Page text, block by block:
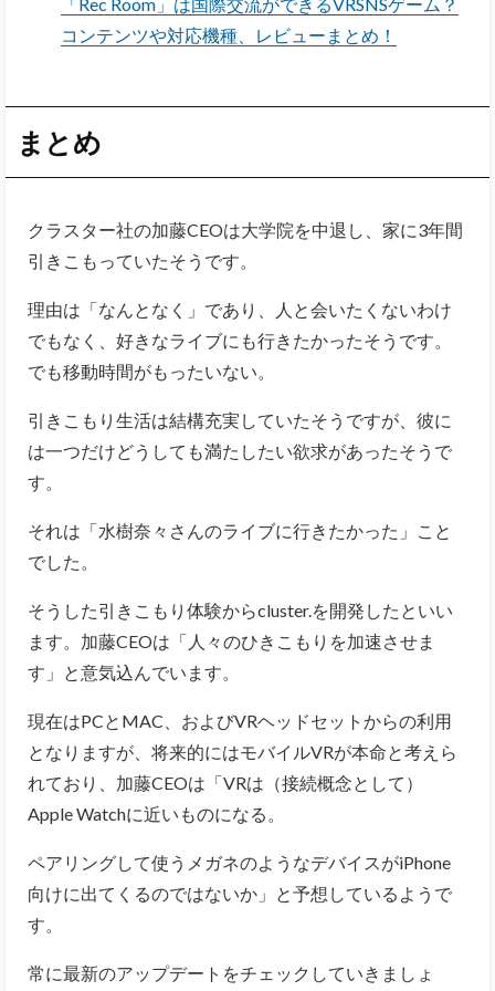
コンテンツや対応機種、レビューまとめ！
まとめ
クラスター社の加藤CEOは大学院を中退し、家に3年間
引きこもっていたそうです。
理由は「なんとなく」であり、人と会いたくないわけ
でもなく、好きなライブにも行きたかったそうです。
でも移動時間がもったいない。
引きこもり生活は結構充実していたそうですが、彼に
は一つだけどうしても満たしたい欲求があったそうで
す。
それは「水樹奈々さんのライブに行きたかった」こと
でした。
そうした引きこもり体験からcluster.を開発したといい
ます。加藤CEOは「人々のひきこもりを加速させま
す」と意気込んでいます。
現在はPCとMAC、およびVRヘッドセットからの利用
となりますが、将来的にはモバイルVRが本命と考えら
れており、加藤CEOは「VRは（接続概念として）
Apple Watchに近いものになる。
ペアリングして使うメガネのようなデバイスがiPhone
向けに出てくるのではないか」と予想しているようで
す。
常に最新のアップデートをチェックしていきましょ